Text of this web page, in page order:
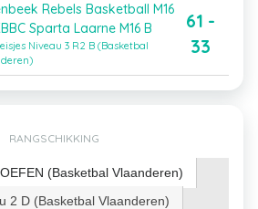
Rebels Basketball M16
Sparta Laarne M16 B
Niveau 3 R2 B (Basketbal
61 -
33
RANGSCHIKKING
(Basketbal Vlaanderen)
2 D (Basketbal Vlaanderen)